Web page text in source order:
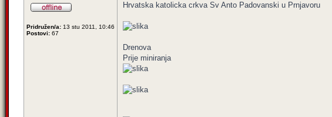
Pridružen/a: 13 stu 2011, 10:46
Postovi: 67
Hrvatska katolicka crkva Sv Anto Padovanski u Prnjavoru
Drenova
Prije miniranja